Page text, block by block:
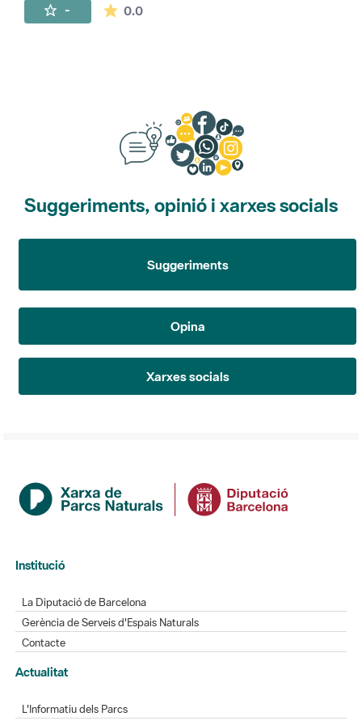
- 0.0La mitjana de les valoracions és de 0
Suggeriments, opinió i xarxes socials
Suggeriments
Opina
Xarxes socials
Institució
La Diputació de Barcelona
Gerència de Serveis d'Espais Naturals
Contacte
Actualitat
L'Informatiu dels Parcs